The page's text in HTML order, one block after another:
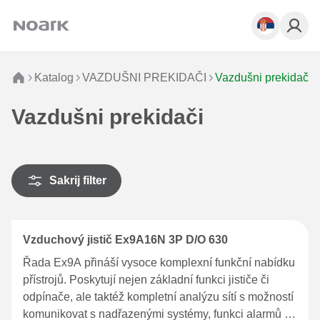
Katalog VAZDUŠNI PREKIDAČI Vazdušni prekidači
Vazdušni prekidači
Sakrij filter
Vzduchový jistič Ex9A16N 3P D/O 630
Řada Ex9A přináší vysoce komplexní funkční nabídku
přístrojů. Poskytují nejen základní funkci jističe či
odpínače, ale taktéž kompletní analýzu sítí s možností
komunikovat s nadřazenými systémy, funkci alarmů a